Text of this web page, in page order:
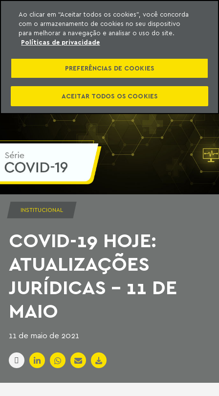
o conteúdo
Machado Meyer
INSTITUCIONAL
COVID-19 HOJE:
ATUALIZAÇÕES
JURÍDICAS - 11 DE
MAIO
11 de maio de 2021
Ao clicar em “Aceitar todos os cookies”, você concorda
com o armazenamento de cookies no seu dispositivo
para melhorar a navegação e analisar o uso do site.
Políticas de privacidade
PREFERÊNCIAS DE COOKIES
ACEITAR TODOS OS COOKIES